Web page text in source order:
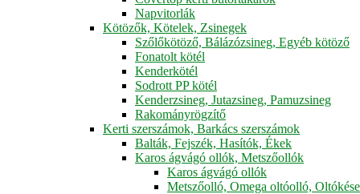
Napvitorlák
Kötözők, Kötelek, Zsinegek
Szőlőkötöző, Bálázózsineg, Egyéb kötöző
Fonatolt kötél
Kenderkötél
Sodrott PP kötél
Kenderzsineg, Jutazsineg, Pamuzsineg
Rakományrögzítő
Kerti szerszámok, Barkács szerszámok
Balták, Fejszék, Hasítók, Ékek
Karos ágvágó ollók, Metszőollók
Karos ágvágó ollók
Metszőolló, Omega oltóolló,